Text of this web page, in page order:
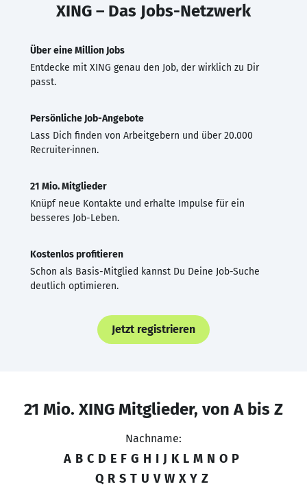
XING – Das Jobs-Netzwerk
Über eine Million Jobs
Entdecke mit XING genau den Job, der wirklich zu Dir
passt.
Persönliche Job-Angebote
Lass Dich finden von Arbeitgebern und über 20.000
Recruiter·innen.
21 Mio. Mitglieder
Knüpf neue Kontakte und erhalte Impulse für ein
besseres Job-Leben.
Kostenlos profitieren
Schon als Basis-Mitglied kannst Du Deine Job-Suche
deutlich optimieren.
Jetzt registrieren
21 Mio. XING Mitglieder, von A bis Z
Nachname:
A B C D E F G H I J K L M N O P
Q R S T U V W X Y Z